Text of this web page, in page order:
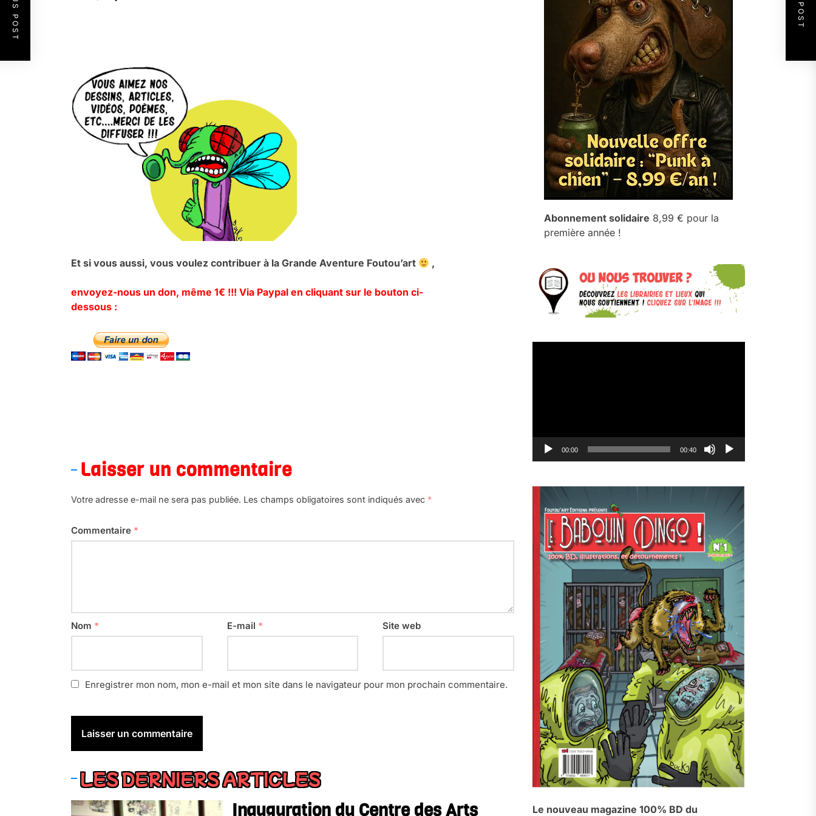
Et si vous aussi, vous voulez contribuer à la Grande Aventure Foutou’art ,
envoyez-nous un don, même 1€ !!! Via Paypal en cliquant sur le bouton ci-
dessous :
Laisser un commentaire
Votre adresse e-mail ne sera pas publiée. Les champs obligatoires sont indiqués avec *
Commentaire *
Nom * E-mail * Site web
Enregistrer mon nom, mon e-mail et mon site dans le navigateur pour mon prochain commentaire.
LES DERNIERS ARTICLES
Inauguration du Centre des Arts
Abonnement solidaire 8,99 € pour la
première année !
00:00 00:40
Le nouveau magazine 100% BD du